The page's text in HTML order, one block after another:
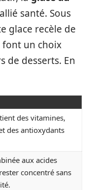
santé. Sous
glace recèle de
un choix
de desserts. En
des vitamines,
des antioxydants
aux acides
concentré sans